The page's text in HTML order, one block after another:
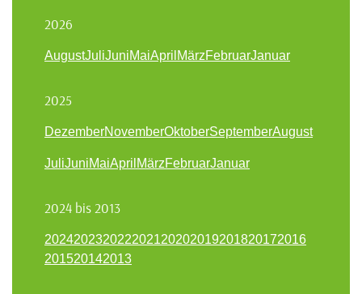
2026
AugustJuliJuniMaiApril MärzFebruarJanuar
2025
DezemberNovemberOktoberSeptemberAugust
JuliJuniMaiApril MärzFebruarJanuar
2024 bis 2013
202420232022202120202019201820172016
201520142013